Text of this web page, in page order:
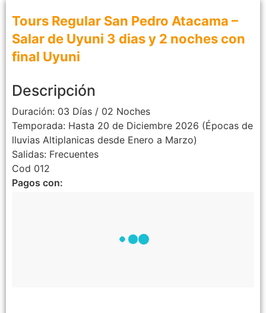
Tours Regular San Pedro Atacama –
Salar de Uyuni 3 dias y 2 noches con
final Uyuni
Descripción
Duración: 03 Días / 02 Noches
Temporada: Hasta 20 de Diciembre 2026 (Épocas de
lluvias Altiplanicas desde Enero a Marzo)
Salidas: Frecuentes
Cod 012
Pagos con: